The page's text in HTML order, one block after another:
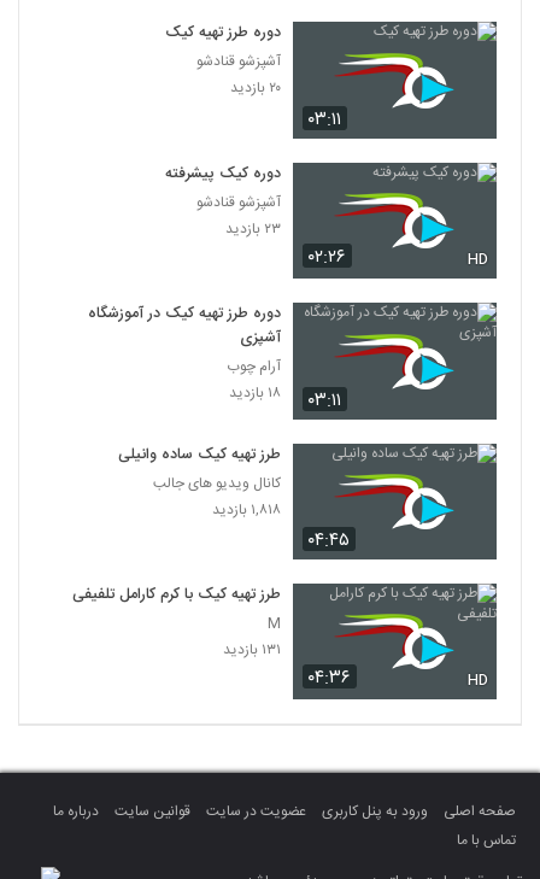
۰۳:۱۱
دوره طرز تهیه کیک
آشپزشو قنادشو
۲۰ بازدید
۰۲:۲۶ HD
دوره کیک پیشرفته
آشپزشو قنادشو
۲۳ بازدید
۰۳:۱۱
دوره طرز تهیه کیک در آموزشگاه
آشپزی
آرام چوب
۱۸ بازدید
۰۴:۴۵
طرز تهیه کیک ساده وانیلی
کانال ویدیو های جالب
۱,۸۱۸ بازدید
۰۴:۳۶ HD
طرز تهیه کیک با کرم کارامل تلفیفی
M
۱۳۱ بازدید
صفحه اصلی ورود به پنل کاربری عضویت در سایت قوانین سایت
درباره ما
تماس با ما